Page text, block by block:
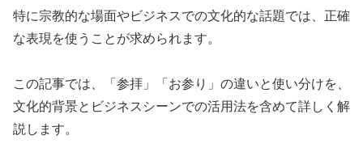
特に宗教的な場面やビジネスでの文化的な話題では、正確
な表現を使うことが求められます。
この記事では、「参拝」「お参り」の違いと使い分けを、
文化的背景とビジネスシーンでの活用法を含めて詳しく解
説します。